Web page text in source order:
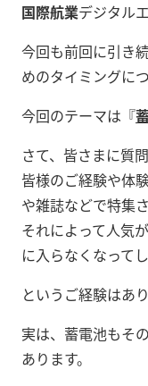
国際航業デジタル
今回も前回に引き
めのタイミングに
今回のテーマは『
さて、皆さまに質問
皆様のご経験や体
や雑誌などで特集さ
それによって人気
に入らなくなって
というご経験はあ
実は、蓄電池もそ
あります。